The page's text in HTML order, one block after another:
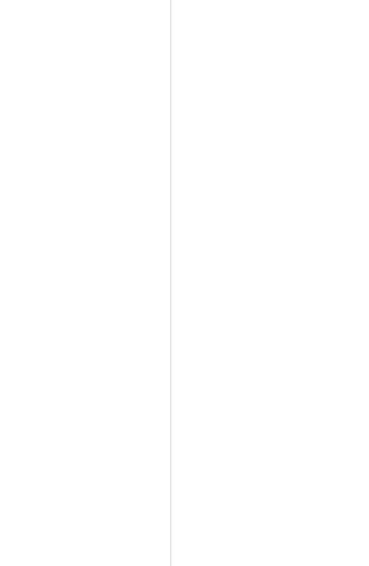
DEL BARRIO DE LA ESTACIÓN